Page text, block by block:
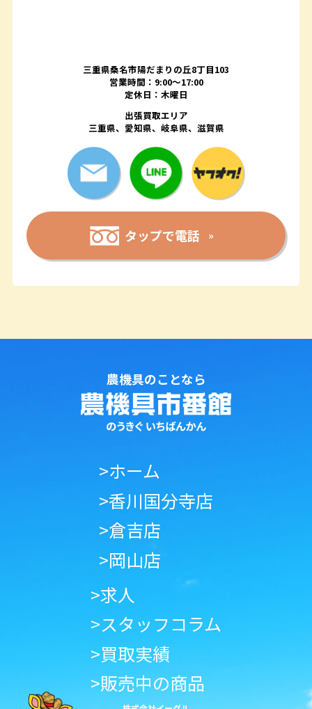
三重県桑名市陽だまりの丘8丁目103
営業時間：9:00〜17:00
定休日：木曜日
出張買取エリア
三重県、愛知県、岐阜県、滋賀県
タップで電話
農機具のことなら
>ホーム
>香川国分寺店
>倉吉店
>岡山店
>求人
>スタッフコラム
>買取実績
>販売中の商品